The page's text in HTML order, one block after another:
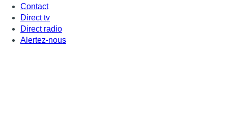
Contact
Direct tv
Direct radio
Alertez-nous